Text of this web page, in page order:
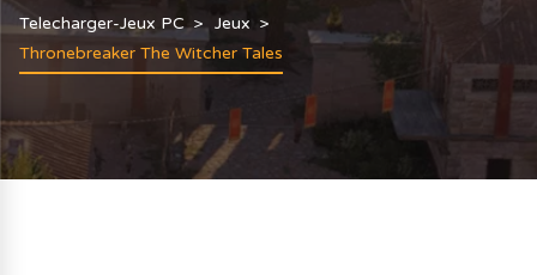
Telecharger-Jeux PC
Jeux
Thronebreaker The Witcher Tales